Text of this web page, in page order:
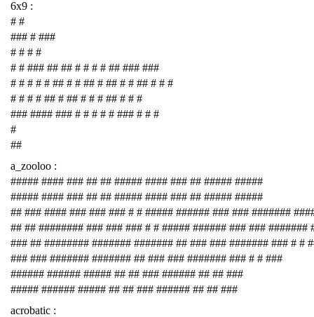
6x9 :
# #
### # ###
# # # #
# # ### ## ## # # # # ## ### ###
# # # # # ## # # ## # ## # # ## # # #
# # # # ## # ## # # # ## # # #
### #### ### # # # # # ### # # #
#
##
a_zooloo :
##### #### ### ## ## ##### #### ### ## ##### #####
##### #### ### ## ## ##### #### ### ## ##### #####
## ### #### ### ### ### # # ##### ###### ### ### #######
## ## ######## ### ### ### # # ##### ###### ### ### #######
### ## ######## ####### ####### ## ### ### ####### ### # #
### ### ####### ####### ## ### ### ####### ### # # ###
###### ###### ##### ## ## ### ###### ## ## ###
##### ###### ##### ## ## ### ###### ## ## ###
acrobatic :